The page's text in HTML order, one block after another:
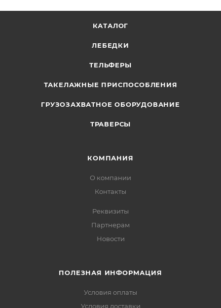
КАТАЛОГ
ЛЕБЕДКИ
ТЕЛЬФЕРЫ
ТАКЕЛАЖНЫЕ ПРИСПОСОБЛЕНИЯ
ГРУЗОЗАХВАТНОЕ ОБОРУДОВАНИЕ
ТРАВЕРСЫ
КОМПАНИЯ
О компании
Контакты
Реквизиты
Партнерам
Новости
ПОЛЕЗНАЯ ИНФОРМАЦИЯ
Условия оплаты
Условия доставки